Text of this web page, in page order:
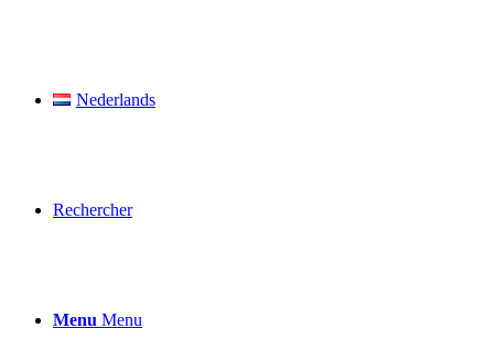
Nederlands
Rechercher
Menu Menu